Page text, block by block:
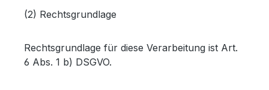
(2) Rechtsgrundlage
Rechtsgrundlage für diese Verarbeitung ist Art.
6 Abs. 1 b) DSGVO.